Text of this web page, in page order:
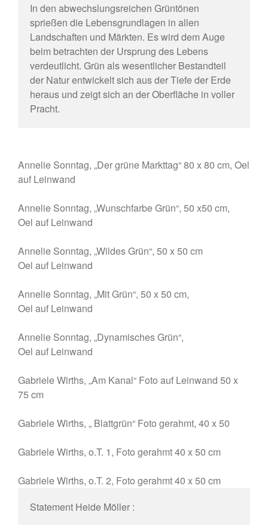
In den abwechslungsreichen Grüntönen
sprießen die Lebensgrundlagen in allen
Landschaften und Märkten. Es wird dem Auge
beim betrachten der Ursprung des Lebens
verdeutlicht. Grün als wesentlicher Bestandteil
der Natur entwickelt sich aus der Tiefe der Erde
heraus und zeigt sich an der Oberfläche in voller
Pracht.
Annelie Sonntag, „Der grüne Markttag“ 80 x 80 cm, Oel
auf Leinwand
Annelie Sonntag, „Wunschfarbe Grün“, 50 x50 cm,
Oel auf Leinwand
Annelie Sonntag, „Wildes Grün“, 50 x 50 cm
Oel auf Leinwand
Annelie Sonntag, „Mit Grün“, 50 x 50 cm,
Oel auf Leinwand
Annelie Sonntag, „Dynamisches Grün“,
Oel auf Leinwand
Gabriele Wirths, „Am Kanal“ Foto auf Leinwand 50 x
75 cm
Gabriele Wirths, „ Blattgrün“ Foto gerahmt, 40 x 50
Gabriele Wirths, o.T. 1, Foto gerahmt 40 x 50 cm
Gabriele Wirths, o.T. 2, Foto gerahmt 40 x 50 cm
Statement Heide Möller :